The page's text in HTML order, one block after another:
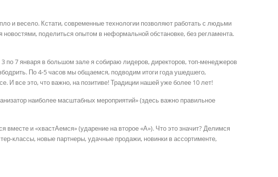
и весело. Кстати, современные технологии позволяют работать с людьми
поделиться опытом в неформальной обстановке, без регламента.
по 7 января в большом зале я собираю лидеров, директоров, топ-менеджеров
По 4-5 часов мы общаемся, подводим итоги года ушедшего,
И все это, что важно, на позитиве! Традиции нашей уже более 10 лет!
наиболее масштабных мероприятий» (здесь важно правильное
и «хвастАемся» (ударение на второе «А»). Что это значит? Делимся
классы, новые партнеры, удачные продажи, новинки в ассортименте,